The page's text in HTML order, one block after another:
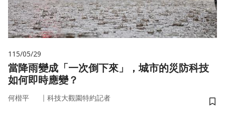
115/05/29
當降雨變成「一次倒下來」，城市的災防科技
如何即時應變？
何楷平 ｜ 科技大觀園特約記者
儲